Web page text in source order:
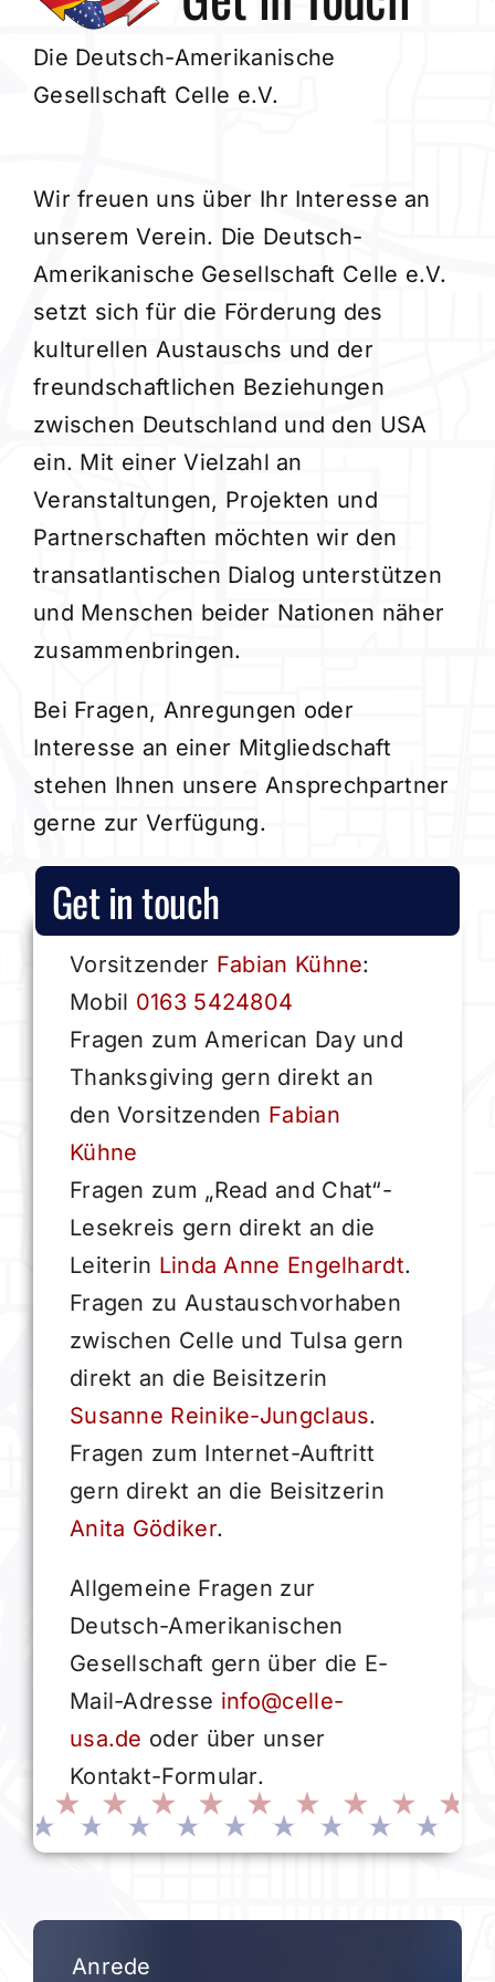
Mitglied werden
Die Deutsch-Amerikanische
Gesellschaft Celle e.V.
Wir freuen uns über Ihr Interesse an
unserem Verein. Die Deutsch-
Amerikanische Gesellschaft Celle e.V.
setzt sich für die Förderung des
kulturellen Austauschs und der
freundschaftlichen Beziehungen
zwischen Deutschland und den USA
ein. Mit einer Vielzahl an
Veranstaltungen, Projekten und
Partnerschaften möchten wir den
transatlantischen Dialog unterstützen
und Menschen beider Nationen näher
zusammenbringen.
Bei Fragen, Anregungen oder
Interesse an einer Mitgliedschaft
stehen Ihnen unsere Ansprechpartner
gerne zur Verfügung.
Get in touch
Vorsitzender Fabian Kühne:
Mobil 0163 5424804
Fragen zum American Day und
Thanksgiving gern direkt an
den Vorsitzenden Fabian
Kühne
Fragen zum „Read and Chat“-
Lesekreis gern direkt an die
Leiterin Linda Anne Engelhardt.
Fragen zu Austauschvorhaben
zwischen Celle und Tulsa gern
direkt an die Beisitzerin
Susanne Reinike-Jungclaus.
Fragen zum Internet-Auftritt
gern direkt an die Beisitzerin
Anita Gödiker.
Allgemeine Fragen zur
Deutsch-Amerikanischen
Gesellschaft gern über die E-
Mail-Adresse info@celle-
usa.de oder über unser
Kontakt-Formular.
Anrede